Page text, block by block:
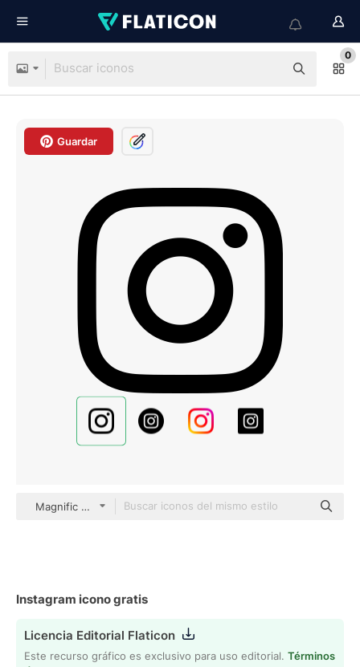
0
Guardar
Magnific Fill & Lineal
Instagram icono gratis
Licencia Editorial Flaticon
Este recurso gráfico es exclusivo para uso editorial. Términos